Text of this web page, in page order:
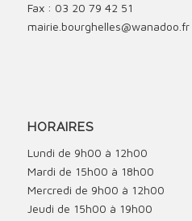
Fax : 03 20 79 42 51
mairie.bourghelles@wanadoo.fr
HORAIRES
Lundi de 9h00 à 12h00
Mardi de 15h00 à 18h00
Mercredi de 9h00 à 12h00
Jeudi de 15h00 à 19h00